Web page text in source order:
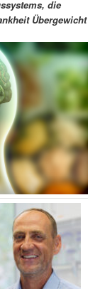
die
Übergewicht